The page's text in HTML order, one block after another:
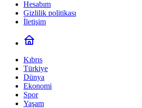
Hesabım
Gizlilik politikası
İletişim
Kıbrıs
Türkiye
Dünya
Ekonomi
Spor
Yaşam